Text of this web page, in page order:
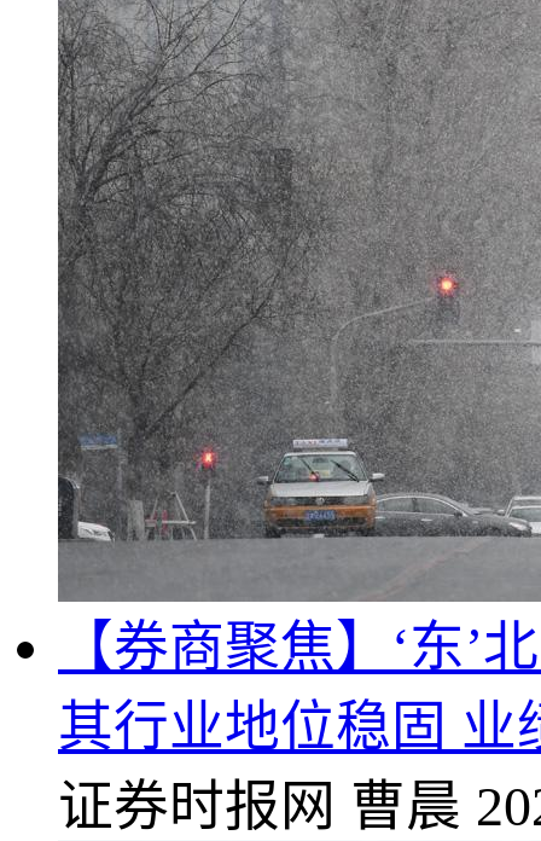
【券商聚焦】‘东’
其行业地位稳固 业
证券时报网 曹晨